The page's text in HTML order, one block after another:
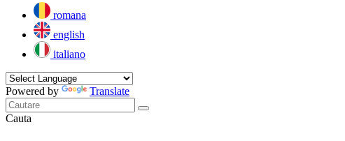
romana
english
italiano
Powered by Translate
Cauta